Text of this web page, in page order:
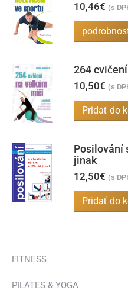
10,46€ (s
264
10,50€ (s
Pridať do
Posilování
jinak
12,50€ (s
Pridať do
FITNESS
PILATES & YOGA